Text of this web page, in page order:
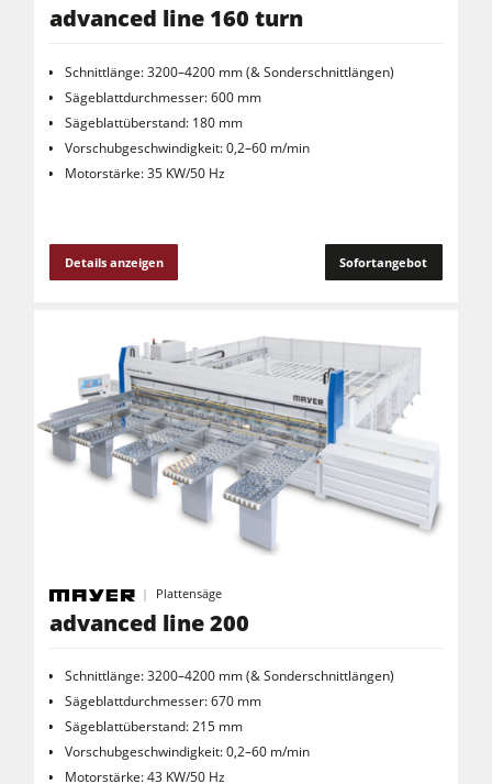
advanced line 160 turn
Schnittlänge: 3200–4200 mm (& Sonderschnittlängen)
Sägeblattdurchmesser: 600 mm
Sägeblattüberstand: 180 mm
Vorschubgeschwindigkeit: 0,2–60 m/min
Motorstärke: 35 KW/50 Hz
Details anzeigen Sofortangebot
Plattensäge
advanced line 200
Schnittlänge: 3200–4200 mm (& Sonderschnittlängen)
Sägeblattdurchmesser: 670 mm
Sägeblattüberstand: 215 mm
Vorschubgeschwindigkeit: 0,2–60 m/min
Motorstärke: 43 KW/50 Hz